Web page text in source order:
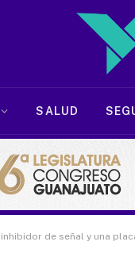
SALUD
de señal y una